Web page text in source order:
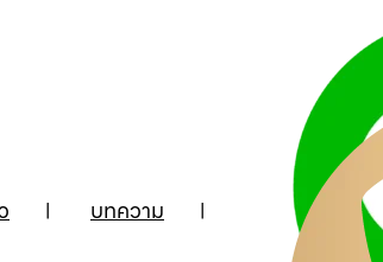
บทความ